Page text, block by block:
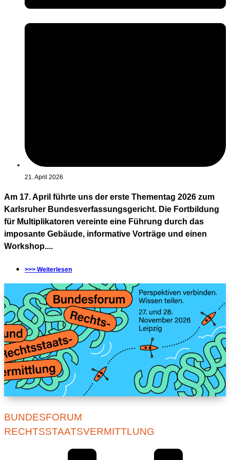
21. April 2026
Am 17. April führte uns der erste Thementag 2026 zum
Karlsruher Bundesverfassungsgericht. Die Fortbildung
für Multiplikatoren vereinte eine Führung durch das
imposante Gebäude, informative Vorträge und einen
Workshop....
>>> Weiterlesen
BUNDESFORUM
RECHTSSTAATSVERMITTLUNG